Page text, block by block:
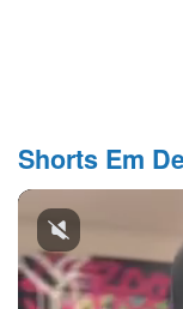
Shorts Em